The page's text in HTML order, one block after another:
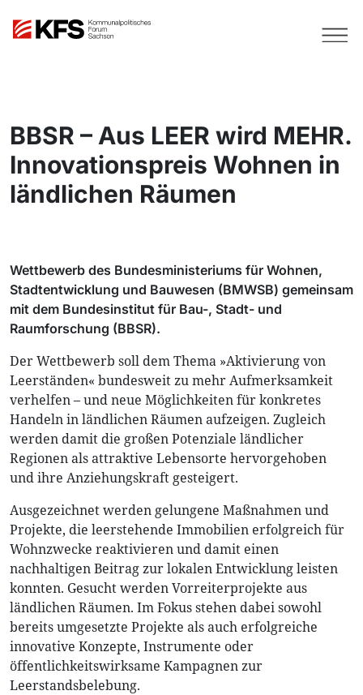
BBSR – Aus LEER wird MEHR.
Innovationspreis Wohnen in
ländlichen Räumen
Wettbewerb des Bundesministeriums für Wohnen,
Stadtentwicklung und Bauwesen (BMWSB) gemeinsam
mit dem Bundesinstitut für Bau-, Stadt- und
Raumforschung (BBSR).
Der Wettbewerb soll dem Thema »Aktivierung von
Leerständen« bundesweit zu mehr Aufmerksamkeit
verhelfen – und neue Möglichkeiten für konkretes
Handeln in ländlichen Räumen aufzeigen. Zugleich
werden damit die großen Potenziale ländlicher
Regionen als attraktive Lebensorte hervorgehoben
und ihre Anziehungskraft gesteigert.
Ausgezeichnet werden gelungene Maßnahmen und
Projekte, die leerstehende Immobilien erfolgreich für
Wohnzwecke reaktivieren und damit einen
nachhaltigen Beitrag zur lokalen Entwicklung leisten
konnten. Gesucht werden Vorreiterprojekte aus
ländlichen Räumen. Im Fokus stehen dabei sowohl
bereits umgesetzte Projekte als auch erfolgreiche
innovative Konzepte, Instrumente oder
öffentlichkeitswirksame Kampagnen zur
Leerstandsbelebung.